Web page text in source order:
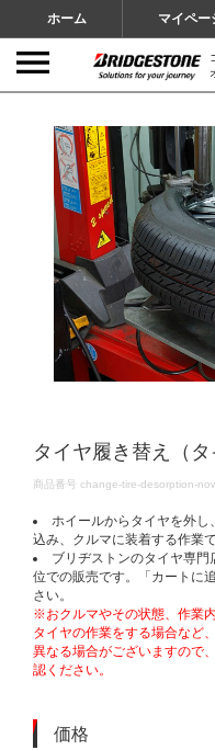
ホーム マイペー
タイヤ履き替え（
DETAILS
商品番号 change-tire-desorption-
ホイールからタイヤを外
込み、クルマに装着する作業で
ブリヂストンのタイヤ専
位での販売です。「カートに
さい。
※おクルマやその状態、作業
タイヤの作業をする場合など
異なる場合がございますので
認ください。
価格